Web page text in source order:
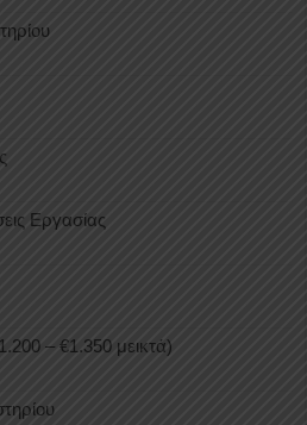
Εργασίας
– €1.350 μεικτά)